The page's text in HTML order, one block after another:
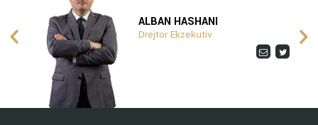
ALBAN HASHANI
Drejtor Ekzekutiv